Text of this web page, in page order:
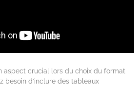
aspect crucial lors du choix du format
besoin d’inclure des tableaux